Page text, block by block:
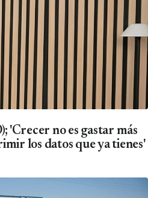
'Crecer no es gastar más
los datos que ya tienes'